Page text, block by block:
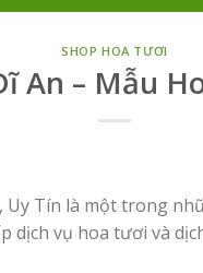
SHOP HOA TƯƠI
An – Mẫu
Tín là một trong
dịch vụ hoa tươi và